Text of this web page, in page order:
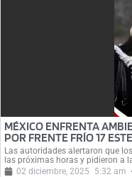
MÉXICO ENFRENTA
POR FRENTE FRÍO 17
Las autoridades alertaron que
las próximas horas y pidieron a
02 diciembre, 2025
5:32 am